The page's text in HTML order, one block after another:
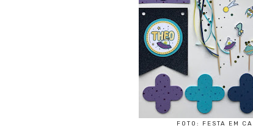
FOTO: FESTA EM